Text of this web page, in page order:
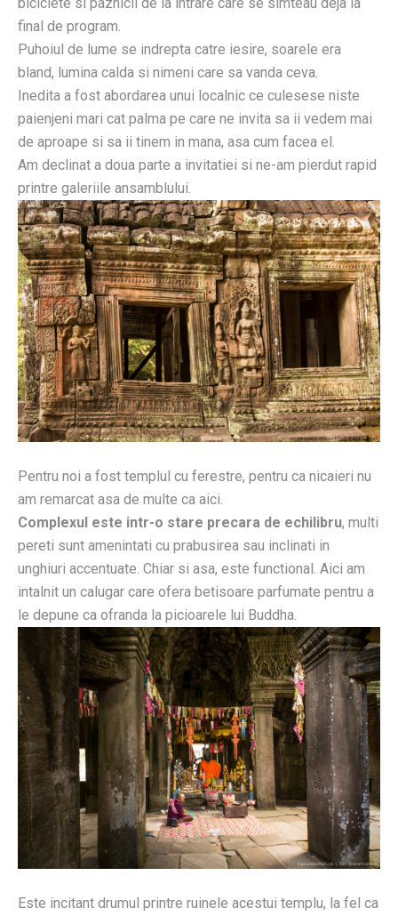
final de program.
Puhoiul de lume se indrepta catre iesire, soarele era
bland, lumina calda si nimeni care sa vanda ceva.
Inedita a fost abordarea unui localnic ce culesese niste
paienjeni mari cat palma pe care ne invita sa ii vedem mai
de aproape si sa ii tinem in mana, asa cum facea el.
Am declinat a doua parte a invitatiei si ne-am pierdut rapid
printre galeriile ansamblului.
Pentru noi a fost templul cu ferestre, pentru ca nicaieri nu
am remarcat asa de multe ca aici.
Complexul este intr-o stare precara de echilibru, multi
pereti sunt amenintati cu prabusirea sau inclinati in
unghiuri accentuate. Chiar si asa, este functional. Aici am
intalnit un calugar care ofera betisoare parfumate pentru a
le depune ca ofranda la picioarele lui Buddha.
Este incitant drumul printre ruinele acestui templu, la fel ca